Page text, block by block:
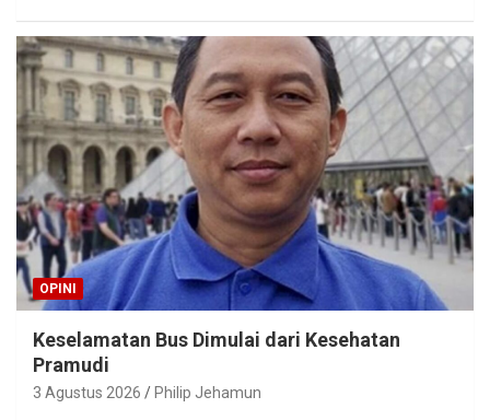
OPINI
Keselamatan Bus Dimulai dari Kesehatan
Pramudi
3 Agustus 2026 Philip Jehamun